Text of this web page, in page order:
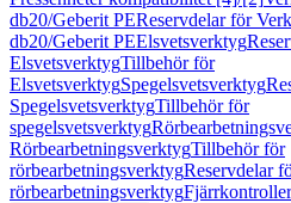
db20/Geberit PEReservdelar för
db20/Geberit PEElsvetsverktyg
ElsvetsverktygTillbehör för
ElsvetsverktygSpegelsvetsverktyg
SpegelsvetsverktygTillbehör för
spegelsvetsverktyg
RörbearbetningsverktygTillbehör för
rörbearbetningsverktygReservdelar
rörbearbetningsverktygFjärrkontroller